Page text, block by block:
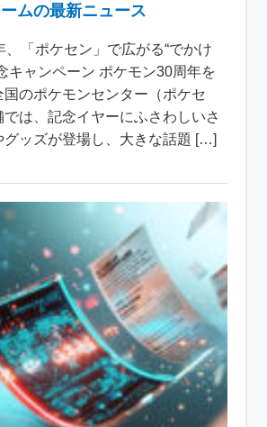
ムの最新ニュース
、「ポケセン」で広がる“でかけ
キャンペーン ポケモン30周年を
のポケモンセンター（ポケセ
では、記念イヤーにふさわしいさ
グッズが登場し、大きな話題 […]